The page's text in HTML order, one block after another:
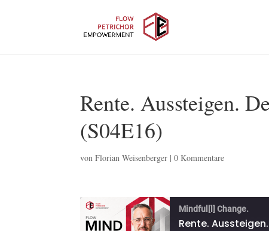
Rente. Aussteigen.
(S04E16)
vonFlorian Weisenberger |0 Kommentare
Mindful[l] Change.
Rente.